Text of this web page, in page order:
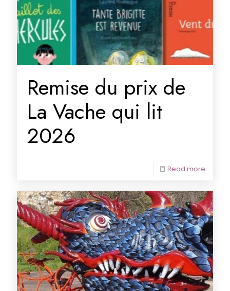
Remise du prix de
La Vache qui lit
2026
Read more